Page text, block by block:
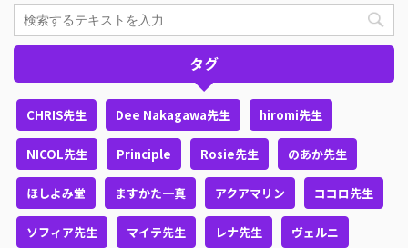
タグ
CHRIS先生 Dee Nakagawa先生 hiromi先生
NICOL先生 Principle Rosie先生 のあか先生
ほしよみ堂 ますかた一真 アクアマリン ココロ先生
ソフィア先生 マイテ先生 レナ先生 ヴェルニ